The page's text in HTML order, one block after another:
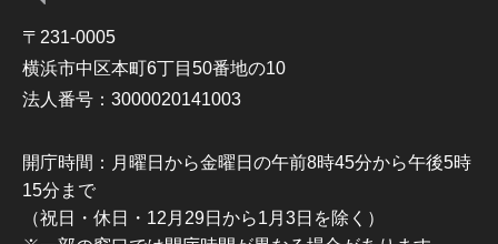
〒231-0005
横浜市中区本町6丁目50番地の10
法人番号：3000020141003
開庁時間：月曜日から金曜日の午前8時45分から午後5時
15分まで
（祝日・休日・12月29日から1月3日を除く）